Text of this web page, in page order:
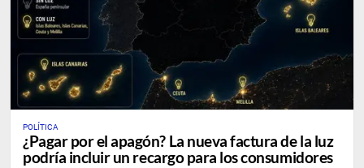
POLÍTICA
¿Pagar por el apagón? La nueva factura de la luz
podría incluir un recargo para los consumidores